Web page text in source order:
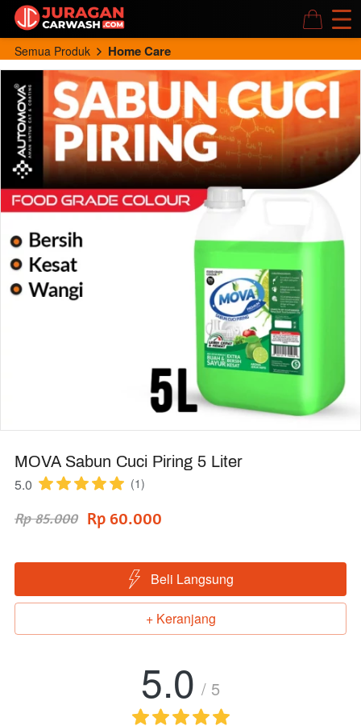
Semua Produk Home Care
MOVA Sabun Cuci Piring 5 Liter
5.0 (1)
Rp 85.000 Rp 60.000
` Beli Langsung
`+ Keranjang
5.0 / 5